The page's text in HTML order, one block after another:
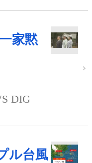
家黙
DIG
ル台風